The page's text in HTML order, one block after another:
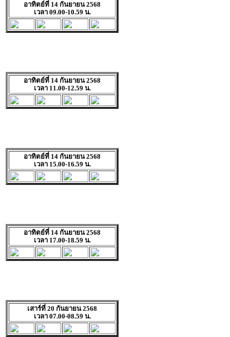
อาทิตย์ที่ 14 กันยายน 2568
เวลา 09.00-10.59 น.
อาทิตย์ที่ 14 กันยายน 2568
เวลา 11.00-12.59 น.
อาทิตย์ที่ 14 กันยายน 2568
เวลา 15.00-16.59 น.
อาทิตย์ที่ 14 กันยายน 2568
เวลา 17.00-18.59 น.
เสาร์ที่ 20 กันยายน 2568
เวลา 07.00-08.59 น.